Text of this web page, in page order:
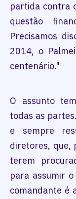
partida contra
questão
Precisamos
2014, o
centenário."
O assunto
todas as
e sempre
diretores, que,
terem
para assumir
comandante é